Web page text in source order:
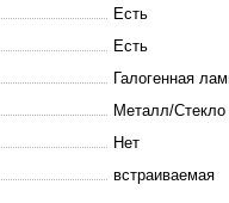
Есть
Есть
Галогенная
Металл/Стекло
Нет
встраиваемая